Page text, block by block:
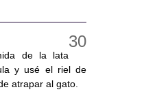
de la lata
y usé el riel de
atrapar al gato.